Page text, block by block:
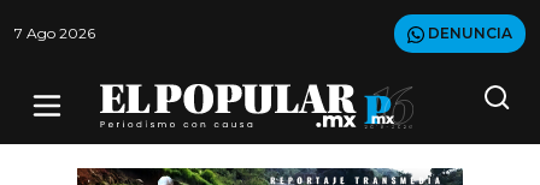
7 Ago 2026 DENUNCIA